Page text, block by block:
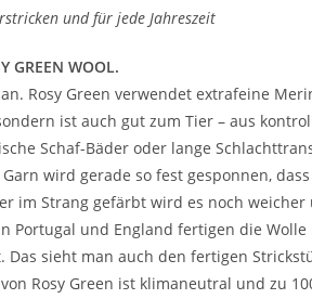
und für jede Jahreszeit
GREEN WOOL.
Rosy Green verwendet extrafeine
ist auch gut zum Tier – aus
Schaf-Bäder oder lange
wird gerade so fest gesponnen,
im Strang gefärbt wird es noch
Portugal und England fertigen die
sieht man auch den fertigen
Rosy Green ist klimaneutral und zu